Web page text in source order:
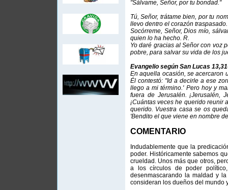
"Sálvame, Señor, por tu bondad."
Tú, Señor, trátame bien, por tu
llevo dentro el corazón
Socórreme, Señor, Dios mío,
quien lo ha hecho. R.
Yo daré gracias al Señor con voz
pobre, para salvar su vida de los
Evangelio según San Lucas
En aquella ocasión, se acercaron
Él contestó: "Id a decirle a ese
llego a mi término.' Pero hoy y
fuera de Jerusalén. ¡Jerusalén,
¡Cuántas veces he querido reunir
querido. Vuestra casa se os
'Bendito el que viene en nombre
COMENTARIO
Indudablemente que la
poder. Históricamente sabemos
crueldad. Unos más que otros,
a los círculos de poder
desenmascarando la maldad y
consideran los dueños del mundo